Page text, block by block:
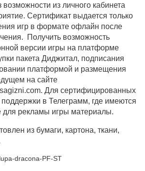
из личного кабинета
Сертификат выдается только
игр в формате офлайн после
Получить возможность
версии игры на платформе
пакета Диджитал, подписания
платформой и размещения
на сайте
Для сертифицированных
поддержки в Телеграмм, где имеются
для рекламы игры материалы.
из бумаги, картона, ткани,
dracona-PF-ST